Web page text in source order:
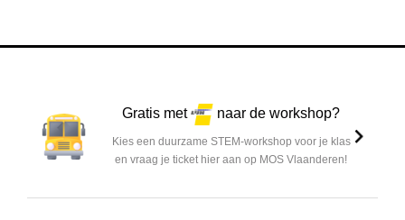
Gratis met naar de workshop?
Kies een duurzame STEM-workshop voor je klas
en vraag je ticket hier aan op MOS Vlaanderen!